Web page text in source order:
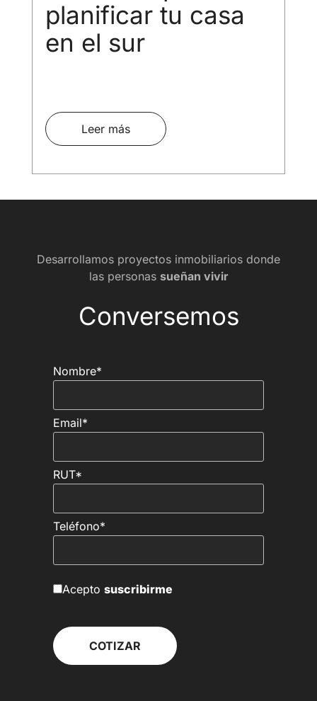
planificar tu casa
en el sur
Leer más
Desarrollamos proyectos inmobiliarios donde
las personas sueñan vivir
Conversemos
Nombre*
Email*
RUT*
Teléfono*
Acepto suscribirme